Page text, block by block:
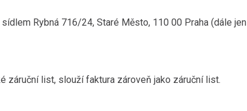
Rybná 716/24, Staré Město, 110 00 Praha (dále jen
záruční list, slouží faktura zároveň jako záruční list.